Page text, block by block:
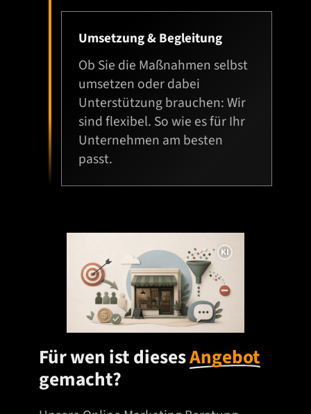
Umsetzung & Begleitung
Ob Sie die Maßnahmen selbst
umsetzen oder dabei
Unterstützung brauchen: Wir
sind flexibel. So wie es für Ihr
Unternehmen am besten
passt.
I
n
f
r
m
a
Für wen ist diesesAngebot
gemacht?